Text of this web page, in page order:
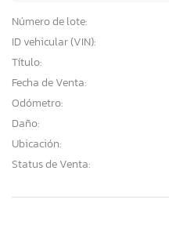
Número de lote:
ID vehicular (VIN):
Título:
Fecha de Venta:
Odómetro:
Daño:
Ubicación:
Status de Venta: